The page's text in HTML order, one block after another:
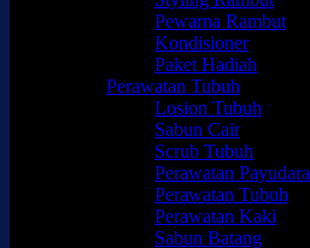
Pewarna Rambut
Kondisioner
Paket Hadiah
Perawatan Tubuh
Losion Tubuh
Sabun Cair
Scrub Tubuh
Perawatan Payudara
Perawatan Tubuh
Perawatan Kaki
Sabun Batang